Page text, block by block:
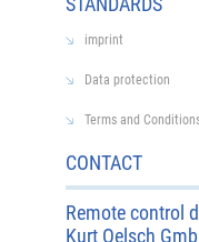
CONTACT
Remote control
Kurt Oelsch
imprint
Data protection
Terms and